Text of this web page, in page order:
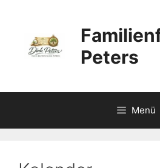
springen
Peters
Menü